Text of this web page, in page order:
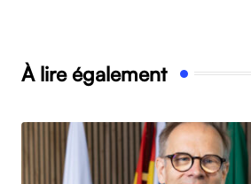
À lire également